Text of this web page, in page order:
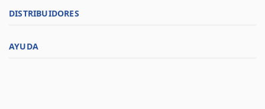
DISTRIBUIDORES
AYUDA